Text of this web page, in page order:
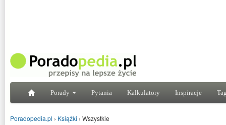
Porady Pytania Kalkulatory Inspiracje
Poradopedia.pl › Książki › Wszystkie